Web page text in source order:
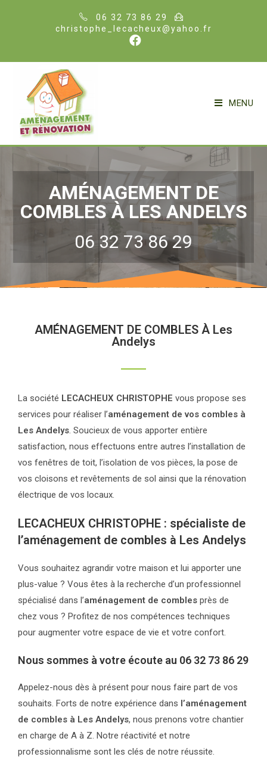
06 32 73 86 29
christophe_lecacheux@yahoo.fr
MENU
AMÉNAGEMENT DE
COMBLES À LES ANDELYS
06 32 73 86 29
AMÉNAGEMENT DE COMBLES À Les
Andelys
La société LECACHEUX CHRISTOPHE vous propose ses
services pour réaliser l’aménagement de vos combles à
Les Andelys. Soucieux de vous apporter entière
satisfaction, nous effectuons entre autres l’installation de
vos fenêtres de toit, l’isolation de vos pièces, la pose de
vos cloisons et revêtements de sol ainsi que la rénovation
électrique de vos locaux.
LECACHEUX CHRISTOPHE : spécialiste de
l’aménagement de combles à Les Andelys
Vous souhaitez agrandir votre maison et lui apporter une
plus-value ? Vous êtes à la recherche d’un professionnel
spécialisé dans l’aménagement de combles près de
chez vous ? Profitez de nos compétences techniques
pour augmenter votre espace de vie et votre confort.
Nous sommes à votre écoute au 06 32 73 86 29
Appelez-nous dès à présent pour nous faire part de vos
souhaits. Forts de notre expérience dans l’aménagement
de combles à Les Andelys, nous prenons votre chantier
en charge de A à Z. Notre réactivité et notre
professionnalisme sont les clés de notre réussite.